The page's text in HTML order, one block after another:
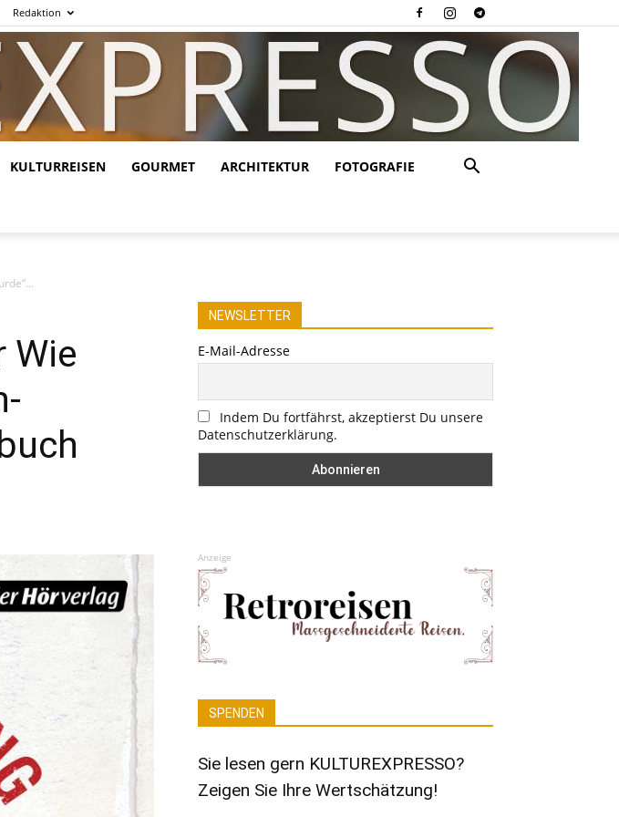
Redaktion
KULTURREISEN GOURMET ARCHITEKTUR FOTOGRAFIE
Wie
NEWSLETTER
E-Mail-Adresse
Indem Du fortfährst, akzeptierst Du unsere
Datenschutzerklärung.
Anzeige
SPENDEN
Sie lesen gern KULTUREXPRESSO?
Zeigen Sie Ihre Wertschätzung!